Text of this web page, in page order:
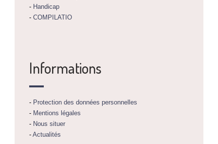
- Handicap
- COMPILATIO
Informations
- Protection des données personnelles
- Mentions légales
- Nous situer
- Actualités